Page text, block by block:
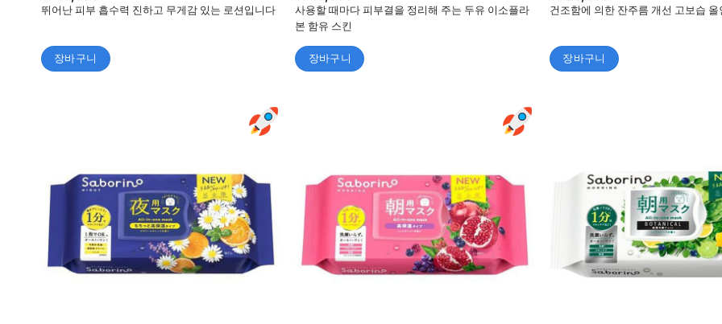
뛰어난 피부 흡수력 진하고 무게감 있는 로션입니다
장바구니
사용할 때마다 피부결을 정리해 주는 두유 이소플라
본 함유 스킨
장바구니
4로 평
건조함에 의한 잔주름 개선 고보습 올
장바구니